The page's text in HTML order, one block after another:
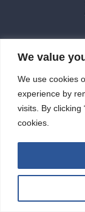
We value
We use cookies
experience by
visits. By clicking
cookies.